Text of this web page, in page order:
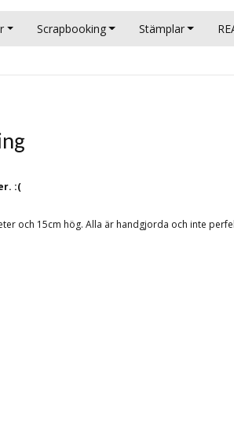
Scrapbooking Stämplar
:(
och 15cm hög. Alla är handgjorda och inte